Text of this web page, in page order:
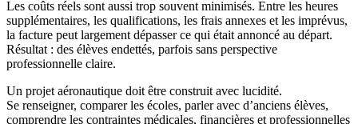
Les coûts réels sont aussi trop souvent minimisés. Entre les heures
supplémentaires, les qualifications, les frais annexes et les imprévus,
la facture peut largement dépasser ce qui était annoncé au départ.
Résultat : des élèves endettés, parfois sans perspective
professionnelle claire.
Un projet aéronautique doit être construit avec lucidité.
Se renseigner, comparer les écoles, parler avec d’anciens élèves,
comprendre les contraintes médicales, financières et professionnelles